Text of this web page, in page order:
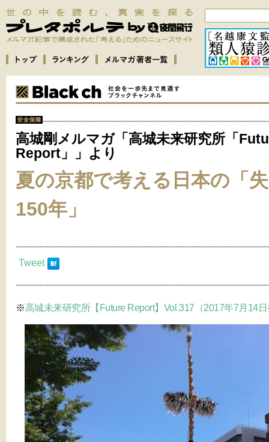
高城剛メルマガ「高城未来研究所「
Report」」より
夏の京都で考える日本の「
150年」
Tweet
※高城未来研究所【Future Report】Vol.317（2017年7月14